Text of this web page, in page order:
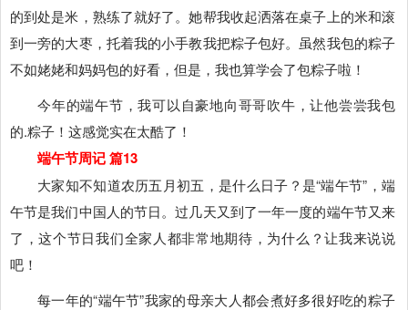
的到处是米，熟练了就好了。她帮我收起洒落在桌子上的米和滚
到一旁的大枣，托着我的小手教我把粽子包好。虽然我包的粽子
不如姥姥和妈妈包的好看，但是，我也算学会了包粽子啦！
今年的端午节，我可以自豪地向哥哥吹牛，让他尝尝我包
的.粽子！这感觉实在太酷了！
端午节周记 篇13
大家知不知道农历五月初五，是什么日子？是“端午节”，端
午节是我们中国人的节日。过几天又到了一年一度的端午节又来
了，这个节日我们全家人都非常地期待，为什么？让我来说说
吧！
每一年的“端午节”我家的母亲大人都会煮好多很好吃的粽子